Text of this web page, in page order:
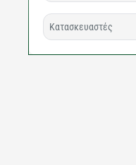
Κατασκευαστές